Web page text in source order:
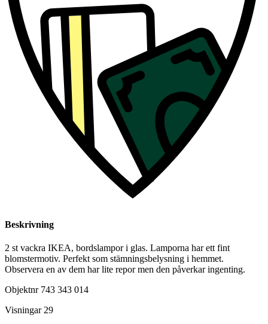
Beskrivning
2 st vackra IKEA, bordslampor i glas. Lamporna har ett fint
blomstermotiv. Perfekt som stämningsbelysning i hemmet.
Observera en av dem har lite repor men den påverkar ingenting.
Objektnr 743 343 014
Visningar 29